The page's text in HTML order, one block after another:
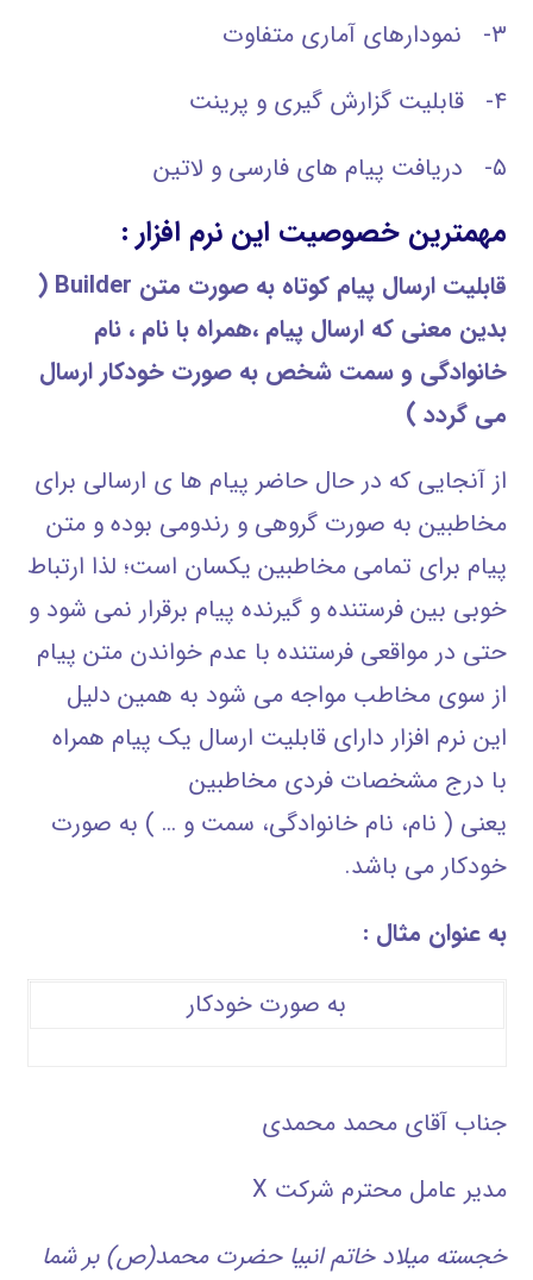
۳- نمودارهای آماری متفاوت
۴- قابلیت گزارش گیری و پرینت
۵- دریافت پیام های فارسی و لاتین
مهمترین خصوصیت این نرم افزار :
قابلیت ارسال پیام کوتاه به صورت متن Builder
(
بدین معنی که ارسال پیام ،همراه با نام ، نام
خانوادگی و سمت شخص به صورت خودکار ارسال
می گردد )
از آنجایی که در حال حاضر پیام ها ی ارسالی برای
مخاطبین به صورت گروهی و رندومی بوده و متن
پیام برای تمامی مخاطبین یکسان است؛ لذا ارتباط
خوبی بین فرستنده و گیرنده پیام برقرار نمی شود و
حتی در مواقعی فرستنده با عدم خواندن متن پیام
از سوی مخاطب مواجه می شود به همین دلیل
این نرم افزار دارای قابلیت ارسال یک پیام همراه
با درج مشخصات فردی مخاطبین
یعنی ( نام، نام خانوادگی، سمت و … ) به صورت
خودکار می باشد.
به عنوان مثال :
به صورت خودکار
جناب آقای محمد محمدی
مدیر عامل محترم شرکت X
خجسته ميلاد خاتم انبيا حضرت محمد(ص) بر شما